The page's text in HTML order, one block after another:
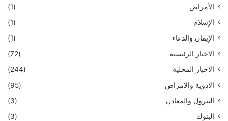
الأمراض
(1)
الإسلام
(1)
الإيمان والدعاء
(1)
الاخبار الرئيسية
(72)
الاخبار المحلية
(244)
الادوية والامراض
(95)
البترول والمعادن
(3)
البنوك
(3)